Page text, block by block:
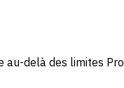
au-delà des limites Pro